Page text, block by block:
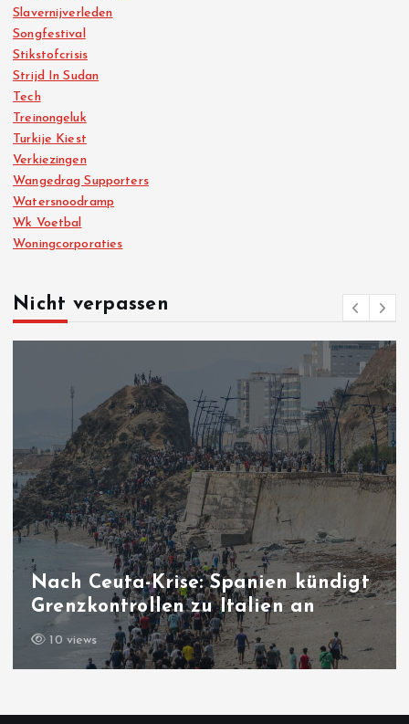
Slavernijverleden
Songfestival
Stikstofcrisis
Strijd In Sudan
Tech
Treinongeluk
Turkije Kiest
Verkiezingen
Wangedrag Supporters
Watersnoodramp
Wk Voetbal
Woningcorporaties
Nicht verpassen
Nach Ceuta-Krise: Spanien kündigt
Grenzkontrollen zu Italien an
10 views